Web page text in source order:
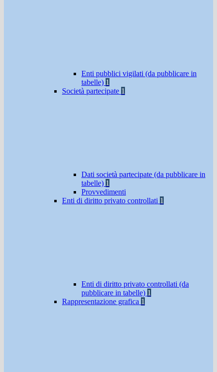
Enti pubblici vigilati (da pubblicare in
tabelle) 1
Società partecipate 1
Dati società partecipate (da pubblicare in
tabelle) 1
Provvedimenti
Enti di diritto privato controllati 1
Enti di diritto privato controllati (da
pubblicare in tabelle) 1
Rappresentazione grafica 1